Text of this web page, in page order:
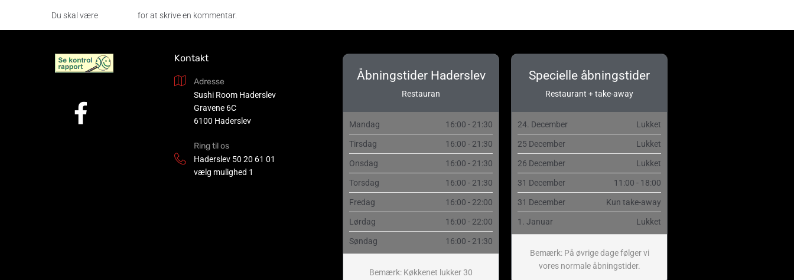
Du skal være for at skrive en kommentar.
Kontakt
Adresse
Sushi Room Haderslev
Gravene 6C
6100 Haderslev
Ring til os
Haderslev 50 20 61 01
vælg mulighed 1
Åbningstider Haderslev
Restauran
Mandag 16:00 - 21:30
Tirsdag 16:00 - 21:30
Onsdag 16:00 - 21:30
Torsdag 16:00 - 21:30
Fredag 16:00 - 22:00
Lørdag 16:00 - 22:00
Søndag 16:00 - 21:30
Bemærk: Køkkenet lukker 30
Specielle åbningstider
Restaurant + take-away
24. December Lukket
25 December Lukket
26 December Lukket
31 December 11:00 - 18:00
31 December Kun take-away
1. Januar Lukket
Bemærk: På øvrige dage følger vi
vores normale åbningstider.